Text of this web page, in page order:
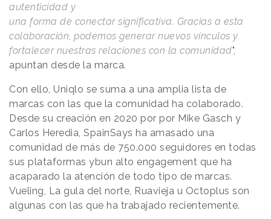
autenticidad y
una forma de conectar significativa. Gracias a esta
colaboración, podemos generar nuevos vínculos y
fortalecer nuestras relaciones con la comunidad",
apuntan desde la marca.
Con ello, Uniqlo se suma a una amplia lista de
marcas con las que la comunidad ha colaborado.
Desde su creación en 2020 por por Mike Gasch y
Carlos Heredia, SpainSays ha amasado una
comunidad de más de 750.000 seguidores en todas
sus plataformas ybun alto engagement que ha
acaparado la atención de todo tipo de marcas.
Vueling, La gula del norte, Ruavieja u Octoplus son
algunas con las que ha trabajado recientemente.